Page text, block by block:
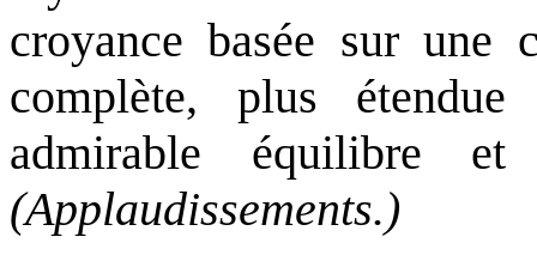
croyance basée sur une
complète, plus
admirable équilibre
(Applaudissements.)